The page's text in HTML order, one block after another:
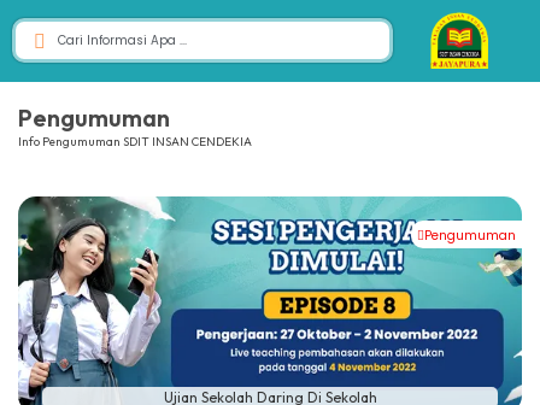
Pengumuman
Info Pengumuman SDIT INSAN CENDEKIA
Pengumuman
Ujian Sekolah Daring Di Sekolah